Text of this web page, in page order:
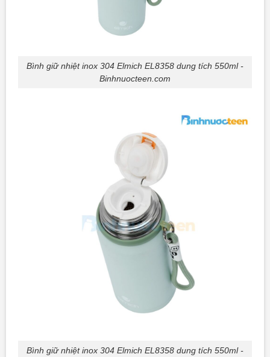
Bình giữ nhiệt inox 304 Elmich EL8358 dung tích 550ml -
Binhnuocteen.com
Bình giữ nhiệt inox 304 Elmich EL8358 dung tích 550ml -